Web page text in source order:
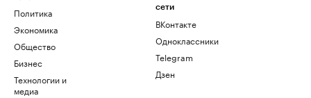
Политика
Экономика
Общество
Бизнес
Технологии и
медиа
сети
ВКонтакте
Одноклассники
Telegram
Дзен